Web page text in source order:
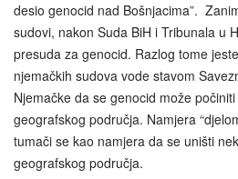
desio genocid nad Bošnjacima”.
sudovi, nakon Suda BiH i Tribunala u
presuda za genocid. Razlog tome
njemačkih sudova vode stavom
Njemačke da se genocid može
geografskog područja. Namjera
tumači se kao namjera da se uništi
geografskog područja.